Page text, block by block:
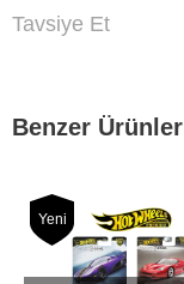
Tavsiye Et
Benzer Ürünler